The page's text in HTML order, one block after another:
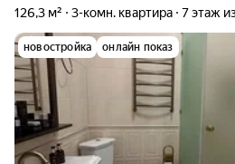
126,3 м² 3-комн. квартира 7 этаж
новостройка онлайн показ